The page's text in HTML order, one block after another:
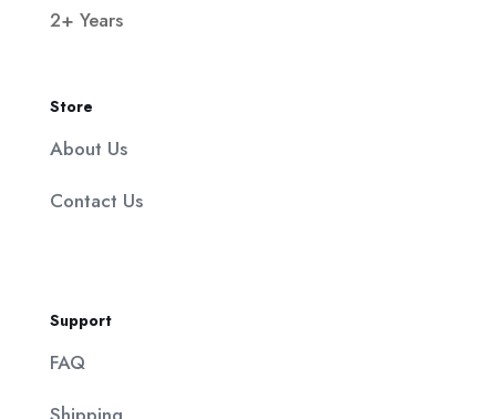
2+ Years
Store
About Us
Contact Us
Support
FAQ